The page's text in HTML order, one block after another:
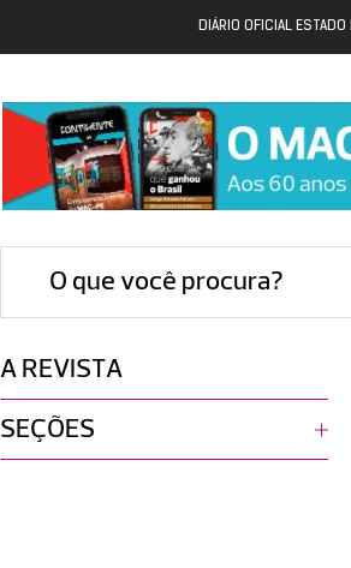
DIÁRIO OFICIAL ESTADO
O que você procura?
A REVISTA
SEÇÕES